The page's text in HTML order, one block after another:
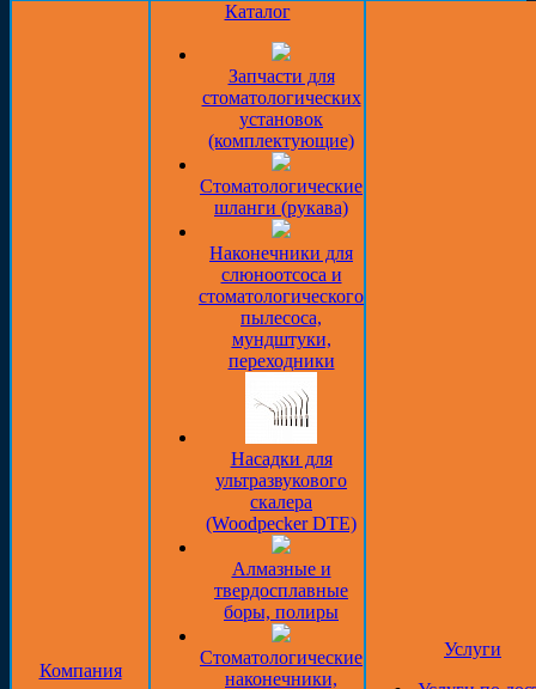
Компания
Каталог
Запчасти для
стоматологических
установок
(комплектующие)
Стоматологические
шланги (рукава)
Наконечники для
слюноотсоса и
стоматологического
пылесоса,
мундштуки,
переходники
Насадки для
ультразвукового
скалера
(Woodpecker DTE)
Алмазные и
твердосплавные
боры, полиры
Стоматологические
наконечники,
Услуги